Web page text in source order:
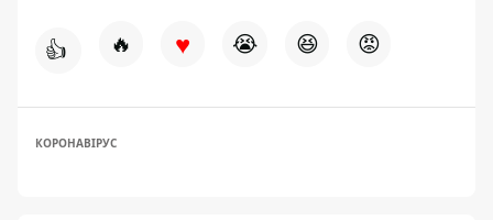
👍 🔥 ♥ 😭 😆 😡
КОРОНАВІРУС